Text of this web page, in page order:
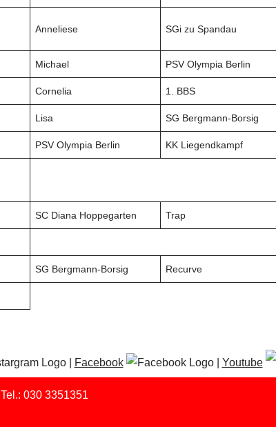
Anneliese SGi zu Spandau
Michael PSV Olympia Berlin
Cornelia 1. BBS
Lisa SG Bergmann-Borsig
PSV Olympia Berlin KK Liegendkampf
SC Diana Hoppegarten Trap
SG Bergmann-Borsig Recurve
| Facebook | Youtube
Tel.: 030 3351351